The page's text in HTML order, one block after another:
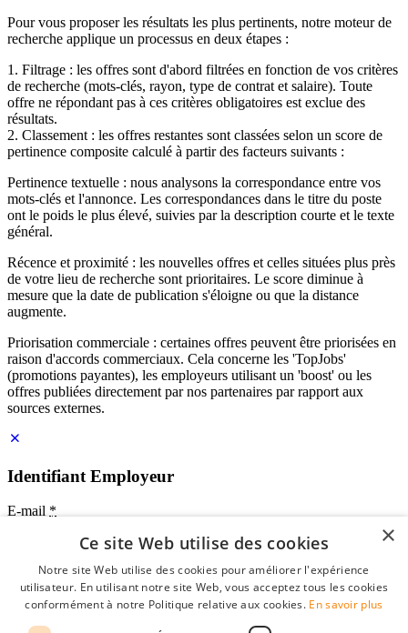
Pour vous proposer les résultats les plus pertinents, notre moteur de
recherche applique un processus en deux étapes :
1. Filtrage : les offres sont d'abord filtrées en fonction de vos critères
de recherche (mots-clés, rayon, type de contrat et salaire). Toute
offre ne répondant pas à ces critères obligatoires est exclue des
résultats.
2. Classement : les offres restantes sont classées selon un score de
pertinence composite calculé à partir des facteurs suivants :
Pertinence textuelle : nous analysons la correspondance entre vos
mots-clés et l'annonce. Les correspondances dans le titre du poste
ont le poids le plus élevé, suivies par la description courte et le texte
général.
Récence et proximité : les nouvelles offres et celles situées plus près
de votre lieu de recherche sont prioritaires. Le score diminue à
mesure que la date de publication s'éloigne ou que la distance
augmente.
Priorisation commerciale : certaines offres peuvent être priorisées en
raison d'accords commerciaux. Cela concerne les 'TopJobs'
(promotions payantes), les employeurs utilisant un 'boost' ou les
offres publiées directement par nos partenaires par rapport aux
sources externes.
Identifiant Employeur
E-mail *
Mot de passe
se souvenir de moi
mot de passe oublié?
×
Ce site Web utilise des cookies
Notre site Web utilise des cookies pour améliorer l'expérience
utilisateur. En utilisant notre site Web, vous acceptez tous les cookies
conformément à notre Politique relative aux cookies. En savoir plus